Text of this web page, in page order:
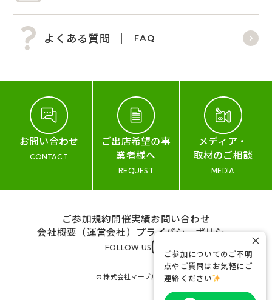
よくある質問 FAQ
お問い合わせ
CONTACT
ご出店希望の事
業者様へ
REQUEST
メディア・
取材のご相談
MEDIA
ご参加規約開催実績お問い合わせ
会社概要（運営会社） プライバシーポリシー
FOLLOW US
© 株式会社マーブル&コー
ご参加についてのご不明
点やご質問はお気軽にご
連絡ください
×